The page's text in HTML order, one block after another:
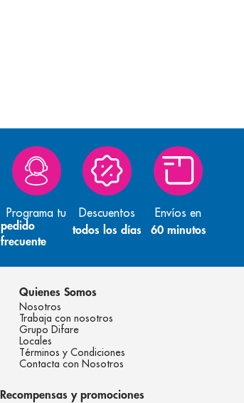
Programa tu
pedido
frecuente
Descuentos
todos los días
Envíos en
60 minutos
Quienes Somos
Nosotros
Trabaja con nosotros
Grupo Difare
Locales
Términos y Condiciones
Contacta con Nosotros
Recompensas y promociones